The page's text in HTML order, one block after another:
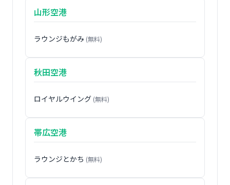
山形空港
ラウンジもがみ (無料)
秋田空港
ロイヤルウイング (無料)
帯広空港
ラウンジとかち (無料)